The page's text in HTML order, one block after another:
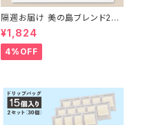
隔週お届け 美の島ブレンド200
g【豆のまま】
¥1,824
4%OFF